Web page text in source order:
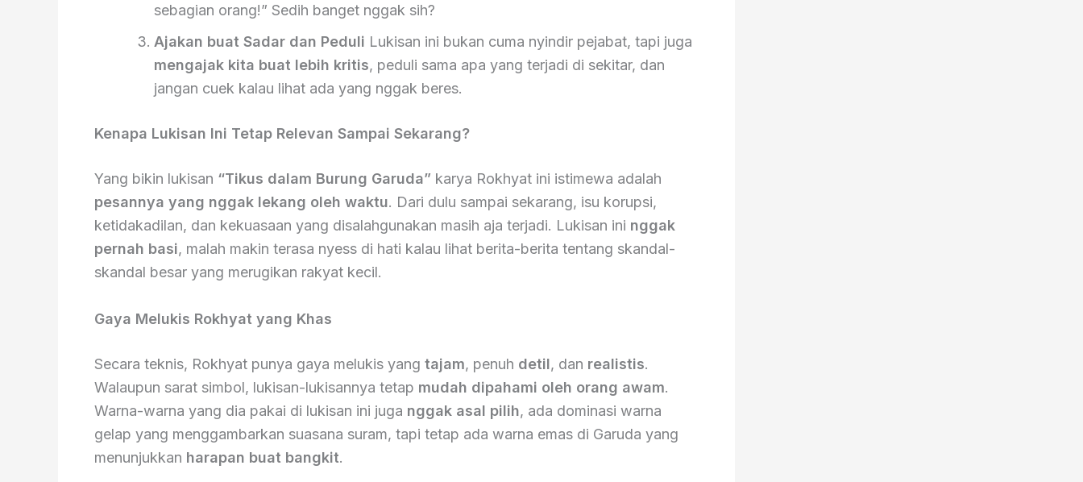
sebagian orang!” Sedih banget nggak sih?
Ajakan buat Sadar dan Peduli Lukisan ini bukan cuma nyindir pejabat, tapi juga
mengajak kita buat lebih kritis, peduli sama apa yang terjadi di sekitar, dan
jangan cuek kalau lihat ada yang nggak beres.
Kenapa Lukisan Ini Tetap Relevan Sampai Sekarang?
Yang bikin lukisan “Tikus dalam Burung Garuda” karya Rokhyat ini istimewa adalah
pesannya yang nggak lekang oleh waktu. Dari dulu sampai sekarang, isu korupsi,
ketidakadilan, dan kekuasaan yang disalahgunakan masih aja terjadi. Lukisan ini nggak
pernah basi, malah makin terasa nyess di hati kalau lihat berita-berita tentang skandal-
skandal besar yang merugikan rakyat kecil.
Gaya Melukis Rokhyat yang Khas
Secara teknis, Rokhyat punya gaya melukis yang tajam, penuh detil, dan realistis.
Walaupun sarat simbol, lukisan-lukisannya tetap mudah dipahami oleh orang awam.
Warna-warna yang dia pakai di lukisan ini juga nggak asal pilih, ada dominasi warna
gelap yang menggambarkan suasana suram, tapi tetap ada warna emas di Garuda yang
menunjukkan harapan buat bangkit.